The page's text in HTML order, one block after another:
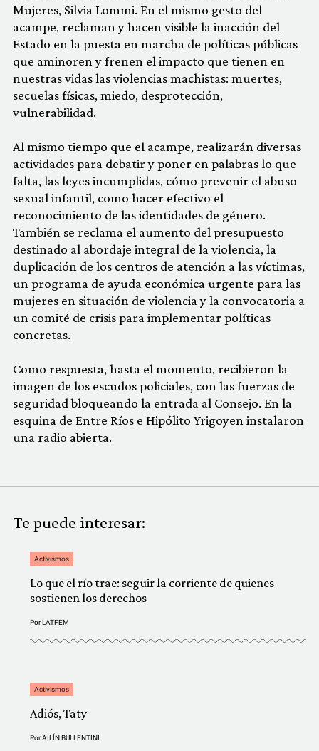
Mujeres, Silvia Lommi. En el mismo gesto del
acampe, reclaman y hacen visible la inacción del
Estado en la puesta en marcha de políticas públicas
que aminoren y frenen el impacto que tienen en
nuestras vidas las violencias machistas: muertes,
secuelas físicas, miedo, desprotección,
vulnerabilidad.
Al mismo tiempo que el acampe, realizarán diversas
actividades para debatir y poner en palabras lo que
falta, las leyes incumplidas, cómo prevenir el abuso
sexual infantil, como hacer efectivo el
reconocimiento de las identidades de género.
También se reclama el aumento del presupuesto
destinado al abordaje integral de la violencia, la
duplicación de los centros de atención a las víctimas,
un programa de ayuda económica urgente para las
mujeres en situación de violencia y la convocatoria a
un comité de crisis para implementar políticas
concretas.
Como respuesta, hasta el momento, recibieron la
imagen de los escudos policiales, con las fuerzas de
seguridad bloqueando la entrada al Consejo. En la
esquina de Entre Ríos e Hipólito Yrigoyen instalaron
una radio abierta.
Te puede interesar:
Activismos
Lo que el río trae: seguir la corriente de quienes
sostienen los derechos
PorLATFEM
Activismos
Adiós, Taty
PorAILÍN BULLENTINI